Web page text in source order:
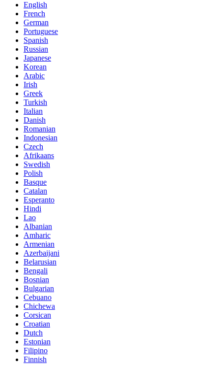
English
French
German
Portuguese
Spanish
Russian
Japanese
Korean
Arabic
Irish
Greek
Turkish
Italian
Danish
Romanian
Indonesian
Czech
Afrikaans
Swedish
Polish
Basque
Catalan
Esperanto
Hindi
Lao
Albanian
Amharic
Armenian
Azerbaijani
Belarusian
Bengali
Bosnian
Bulgarian
Cebuano
Chichewa
Corsican
Croatian
Dutch
Estonian
Filipino
Finnish